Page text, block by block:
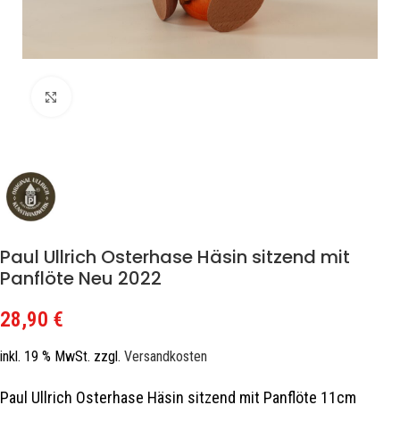
Paul Ullrich Osterhase Häsin sitzend mit
Panflöte Neu 2022
28,90 €
inkl. 19 % MwSt. zzgl. Versandkosten
Paul Ullrich Osterhase Häsin sitzend mit Panflöte 11cm